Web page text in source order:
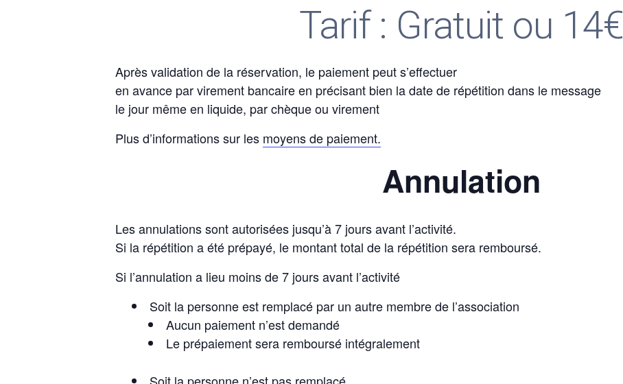
Tarif : Gratuit ou 14€
Après validation de la réservation, le paiement peut s’effectuer
en avance par virement bancaire en précisant bien la date de répétition dans le message
le jour même en liquide, par chèque ou virement
Plus d’informations sur les moyens de paiement.
Annulation
Les annulations sont autorisées jusqu’à 7 jours avant l’activité.
Si la répétition a été prépayé, le montant total de la répétition sera remboursé.
Si l’annulation a lieu moins de 7 jours avant l’activité
Soit la personne est remplacé par un autre membre de l’association
Aucun paiement n’est demandé
Le prépaiement sera remboursé intégralement